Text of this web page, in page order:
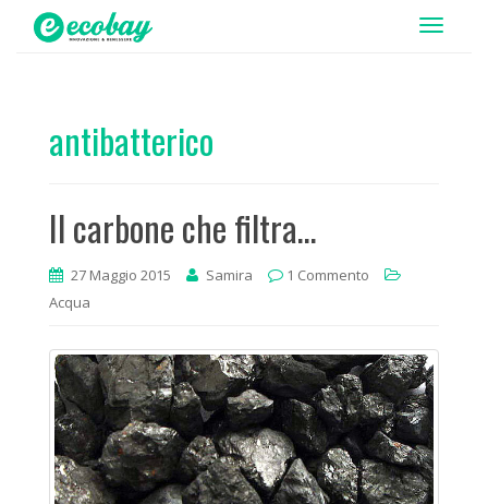
T
t
i
n
antibatterico
Il carbone che filtra…
27 Maggio 2015 Samira
1 Commento
Acqua